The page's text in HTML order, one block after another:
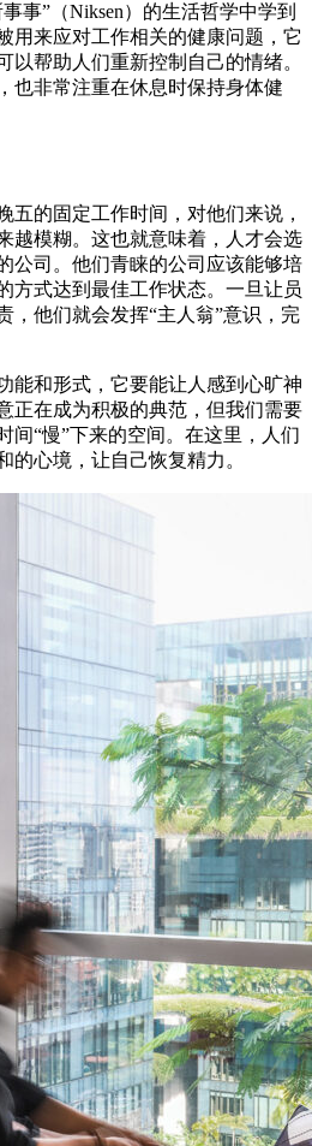
事”（Niksen）的生活哲学中学到
用来应对工作相关的健康问题，它
以帮助人们重新控制自己的情绪。
也非常注重在休息时保持身体健
五的固定工作时间，对他们来说，
越模糊。这也就意味着，人才会选
公司。他们青睐的公司应该能够培
方式达到最佳工作状态。一旦让员
，他们就会发挥“主人翁”意识，完
能和形式，它要能让人感到心旷神
正在成为积极的典范，但我们需要
间“慢”下来的空间。在这里，人们
的心境，让自己恢复精力。